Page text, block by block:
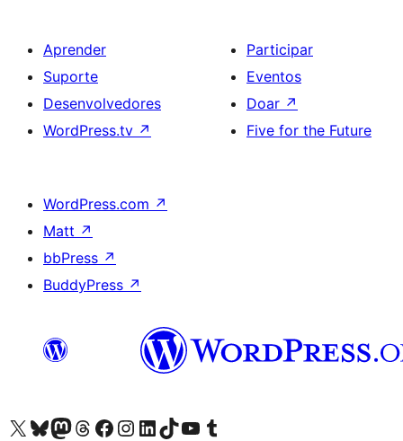
Aprender
Suporte
Desenvolvedores
WordPress.tv ↗
Participar
Eventos
Doar ↗
Five for the Future
WordPress.com ↗
Matt ↗
bbPress ↗
BuddyPress ↗
Acessar nossa conta do X (antigo Twitter)
Acessar nossa conta do Bluesky
Acessar nossa conta do Mastodon
Acessar nossa conta do Threads
Acessar nossa página do Facebook
Acessar nossa conta do Instagram
Acessar nossa conta do LinkedIn
Acessar nossa conta do TikTok
Acessar nosso canal do YouTube
Acessar nossa conta no Tumblr